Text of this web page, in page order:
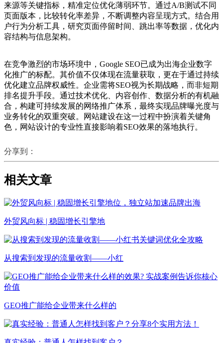
来源等关键指标，精准定位优化薄弱环节。通过A/B测试不同
页面版本，比较转化率差异，不断调整内容呈现方式。结合用
户行为分析工具，研究页面停留时间、跳出率等数据，优化内
容结构与信息架构。
在竞争激烈的市场环境中，Google SEO已成为出海企业数字
化推广的标配。其价值不仅体现在流量获取，更在于通过持续
优化建立品牌权威性。企业需将SEO视为长期战略，而非短期
排名提升手段。通过技术优化、内容创作、数据分析的有机融
合，构建可持续发展的网络推广体系，最终实现品牌曝光度与
业务转化的双重突破。网站建设在这一过程中扮演着关键角
色，网站设计的专业性直接影响着SEO效果的落地执行。
分享到：
相关文章
外贸风向标 | 稳固增长引擎地
从搜索到发现的流量收割——小红
GEO推广能给企业带来什么样的